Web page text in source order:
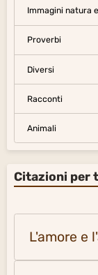
Immagini natura
Proverbi
Diversi
Racconti
Animali
Citazioni per
L'amore e